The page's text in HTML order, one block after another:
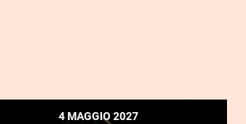
4 MAGGIO 2027